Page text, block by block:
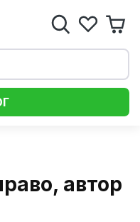
автор